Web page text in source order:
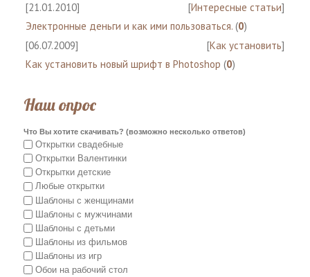
[21.01.2010]
[Интересные статьи]
Электронные деньги и как ими пользоваться. (0)
[06.07.2009]
[Как установить]
Как установить новый шрифт в Photoshop (0)
Наш опрос
Что Вы хотите скачивать? (возможно несколько ответов)
Открытки свадебные
Открытки Валентинки
Открытки детские
Любые открытки
Шаблоны с женщинами
Шаблоны с мужчинами
Шаблоны с детьми
Шаблоны из фильмов
Шаблоны из игр
Обои на рабочий стол